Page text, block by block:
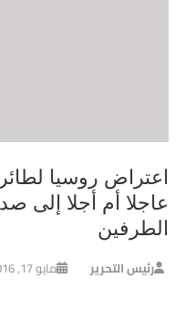
اعتراض روسيا
عاجلا أم أجلا
الطرفين
رئيس التحرير مايو 17, 2016